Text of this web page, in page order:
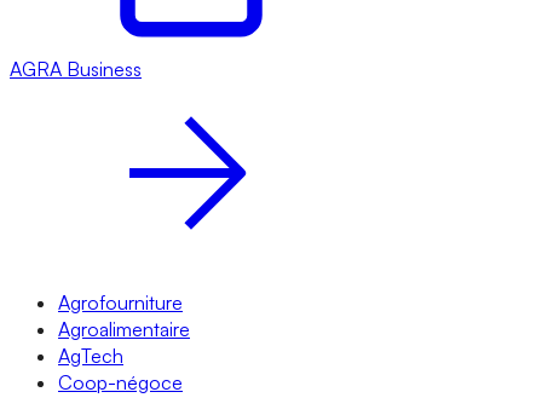
AGRA Business
Agrofourniture
Agroalimentaire
AgTech
Coop-négoce